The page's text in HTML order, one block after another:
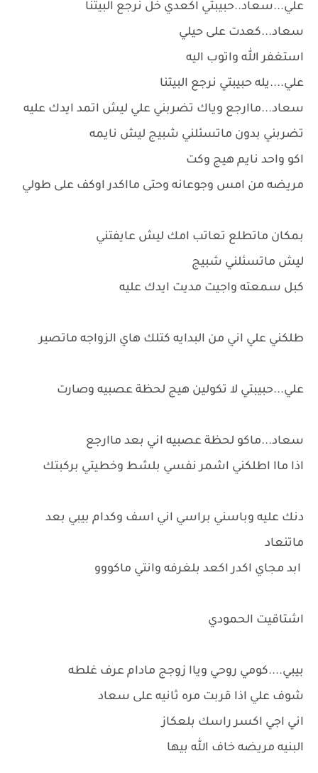
علي...سعاد..حبيبتي اكعدي خل نرجع البيتنا
سعاد...كعدت على حيلي
استغفر الله واتوب اليه
علي....يله حبيبتي نرجع البيتنا
سعاد...ماارجع وياك تضربني علي ليش اتمد ايدك عليه
تضربني بدون ماتسئلني شبيج ليش نايمه
اكو واحد نايم هيج وكت
مريضه من امس وجوعانه وحتى مااكدر اوكف على طولي
بمكان ماتطلع تعاتب امك ليش عايفتني
ليش ماتسئلني شبيج
كبل سمعته واجيت مديت ايدك عليه
طلكني علي اني من البدايه كتلك هاي الزواجه ماتصير
علي...حبيبتي لا تكولين هيج لحظة عصبيه وصارت
سعاد...ماكو لحظة عصبيه اني بعد ماارجع
اذا ماا اطلكني اشمر نفسي بلشط وخطيتي بركبتك
دنك عليه وباسني براسي اني اسف وكدام بيبي بعد
ماتنعاد
ابد مجاي اكدر اكعد بلغرفه وانتي ماكووو
اشتاقيت الحمودي
بيبي....كومي روحي وياا زوجج مادام عرف غلطه
شوف علي اذا قربت مره ثانيه على سعاد
اني اجي اكسر راسك بلعكاز
البنيه مريضه خاف الله بيها